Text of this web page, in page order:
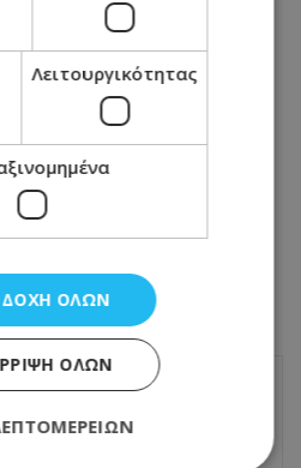
Ειδήσεις Διεθνή
Λειτουργικότητας
ΌΛΩΝ
ΌΛΩΝ